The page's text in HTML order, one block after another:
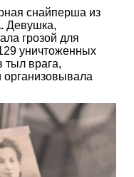
снайперша из
Девушка,
грозой для
уничтоженных
тыл врага,
организовывала